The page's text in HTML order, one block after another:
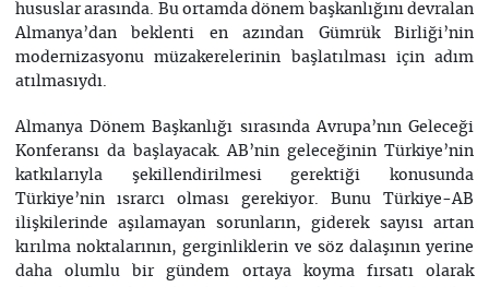
hususlar arasında. Bu ortamda dönem başkanlığını devralan
Almanya’dan beklenti en azından Gümrük Birliği’nin
modernizasyonu müzakerelerinin başlatılması için adım
atılmasıydı.
Almanya Dönem Başkanlığı sırasında Avrupa’nın Geleceği
Konferansı da başlayacak. AB’nin geleceğinin Türkiye’nin
katkılarıyla şekillendirilmesi gerektiği konusunda
Türkiye’nin ısrarcı olması gerekiyor. Bunu Türkiye-AB
ilişkilerinde aşılamayan sorunların, giderek sayısı artan
kırılma noktalarının, gerginliklerin ve söz dalaşının yerine
daha olumlu bir gündem ortaya koyma fırsatı olarak